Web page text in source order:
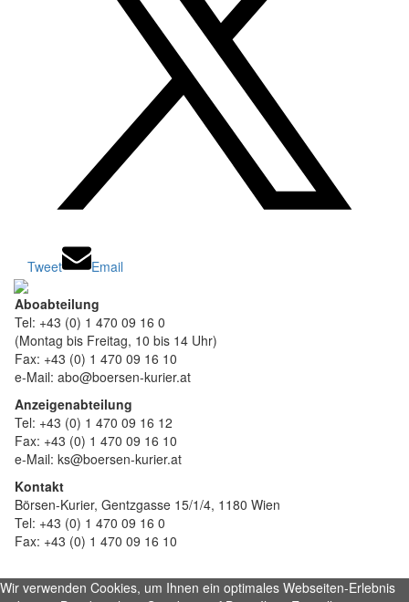
Tweet Email
Aboabteilung
Tel: +43 (0) 1 470 09 16 0
(Montag bis Freitag, 10 bis 14 Uhr)
Fax: +43 (0) 1 470 09 16 10
e-Mail: abo@boersen-kurier.at
Anzeigenabteilung
Tel: +43 (0) 1 470 09 16 12
Fax: +43 (0) 1 470 09 16 10
e-Mail: ks@boersen-kurier.at
Kontakt
Börsen-Kurier, Gentzgasse 15/1/4, 1180 Wien
Tel: +43 (0) 1 470 09 16 0
Fax: +43 (0) 1 470 09 16 10
Wir verwenden Cookies, um Ihnen ein optimales Webseiten-Erlebnis